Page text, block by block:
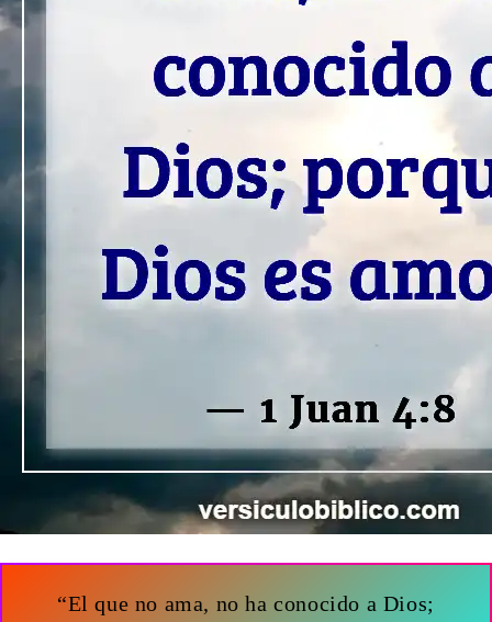
“El que no ama, no ha conocido a Dios;